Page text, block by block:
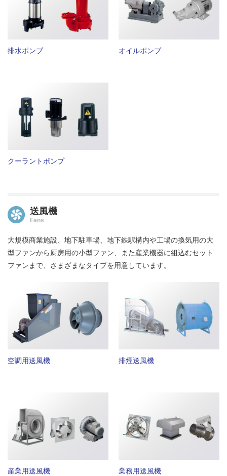
排水ポンプ オイルポンプ
クーラントポンプ
送風機
Fans
大規模商業施設、地下駐車場、地下鉄駅構内や工場の換気用の大
型ファンから厨房用の小型ファン、また産業機器に組込むセット
ファンまで、さまざまなタイプを用意しています。
空調用送風機 排煙送風機
産業用送風機 業務用送風機